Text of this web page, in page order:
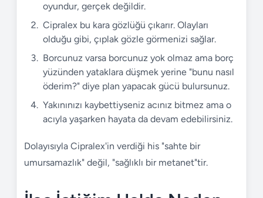
oyundur, gerçek değildir.
Cipralex bu kara gözlüğü çıkarır. Olayları
olduğu gibi, çıplak gözle görmenizi sağlar.
Borcunuz varsa borcunuz yok olmaz ama borç
yüzünden yataklara düşmek yerine "bunu nasıl
öderim?" diye plan yapacak gücü bulursunuz.
Yakınınızı kaybettiyseniz acınız bitmez ama o
acıyla yaşarken hayata da devam edebilirsiniz.
Dolayısıyla Cipralex'in verdiği his "sahte bir
umursamazlık" değil, "sağlıklı bir metanet"tir.